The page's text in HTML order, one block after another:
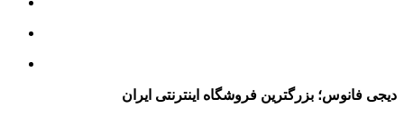
دیجی فانوس؛ بزرگترین فروشگاه اینترنتی ایران